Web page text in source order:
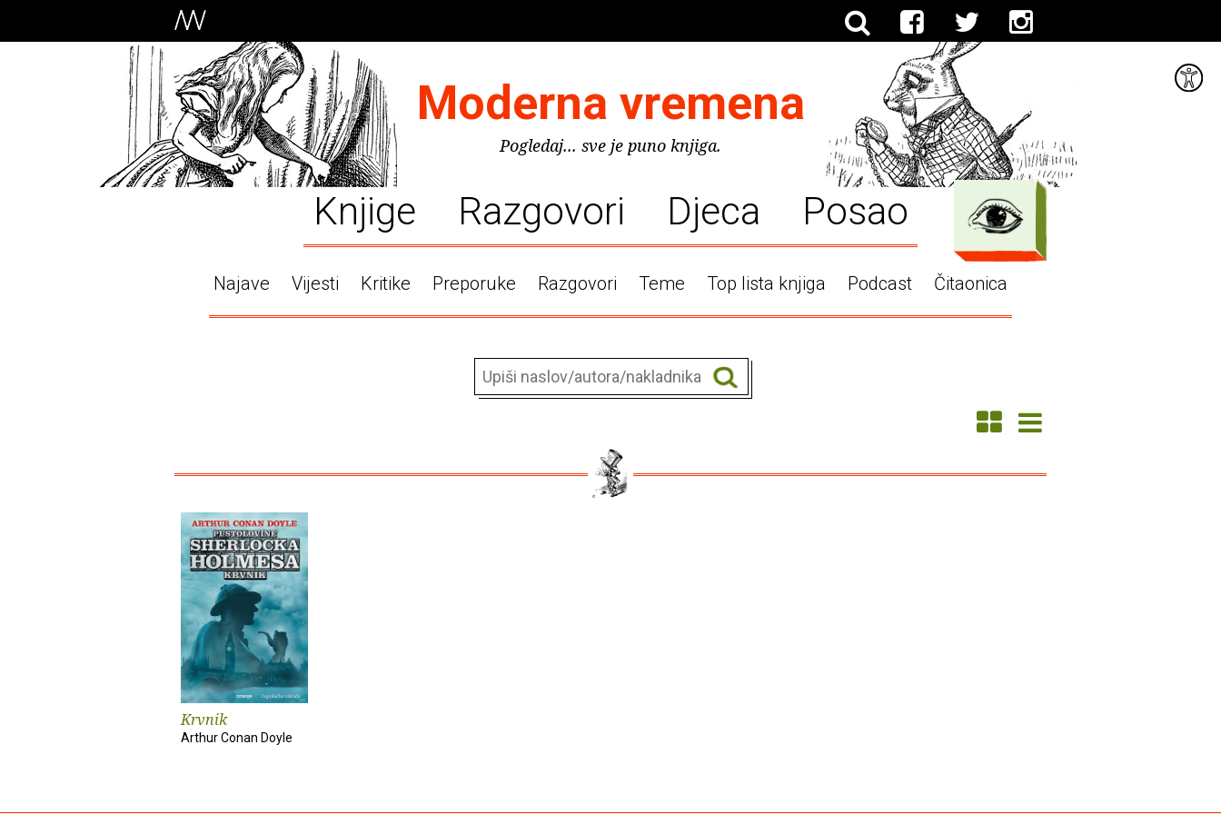
Moderna vremena
Pogledaj... sve je puno knjiga.
Knjige Razgovori Djeca Posao
Najave Vijesti Kritike Preporuke Razgovori Teme Top lista knjiga Podcast Čitaonica
Krvnik
Arthur Conan Doyle